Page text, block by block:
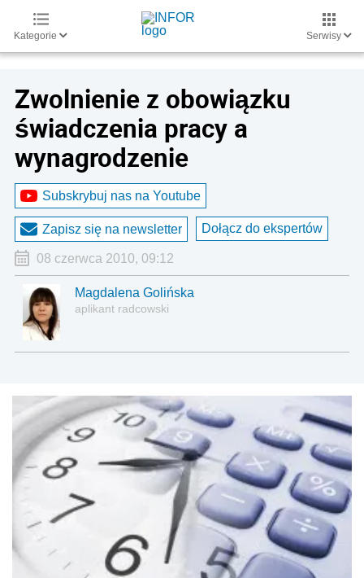
Kategorie Serwisy
Zwolnienie z obowiązku
świadczenia pracy a
wynagrodzenie
Subskrybuj nas na Youtube
Zapisz się na newsletter Dołącz do ekspertów
08 czerwca 2010, 09:12
Magdalena Golińska
aplikant radcowski